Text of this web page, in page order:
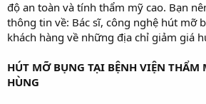
độ an toàn và tính thẩm mỹ cao. Bạn
thông tin về: Bác sĩ, công nghệ hút mỡ
khách hàng về những địa chỉ giảm giá
HÚT MỠ BỤNG TẠI BỆNH VIỆN THẨM
HÙNG